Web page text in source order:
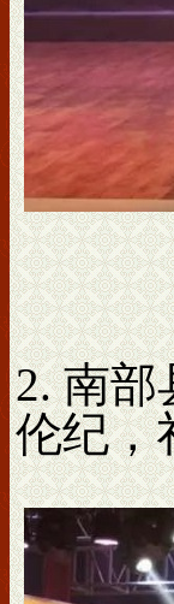
2. 南部
伦纪，